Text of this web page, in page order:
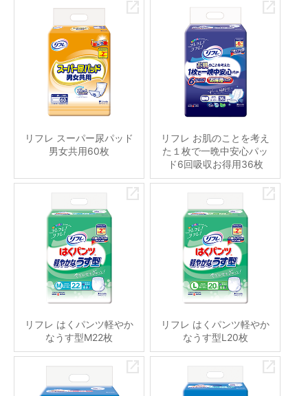
リフレ スーパー尿パッド
男女共用60枚
リフレ お肌のことを考え
た１枚で一晩中安心パッ
ド6回吸収お得用36枚
リフレ はくパンツ軽やか
なうす型M22枚
リフレ はくパンツ軽やか
なうす型L20枚